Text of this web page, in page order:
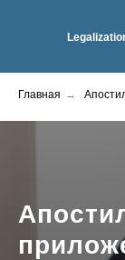
Главная →